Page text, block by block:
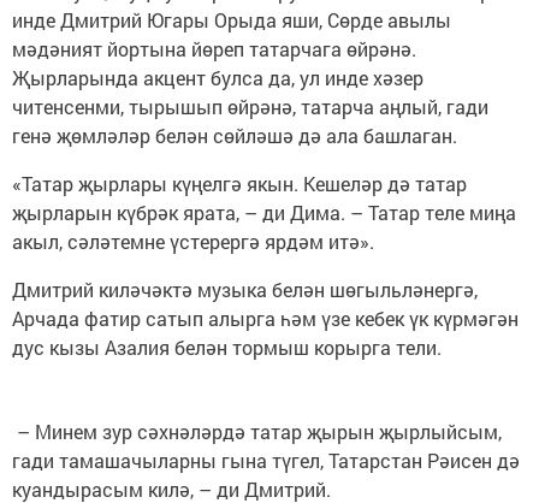
инде Дмитрий Югары Орыда яши, Сөрде авылы
мәдәният йортына йөреп татарчага өйрәнә.
Җырларында акцент булса да, ул инде хәзер
читенсенми, тырышып өйрәнә, татарча аңлый, гади
генә җөмләләр белән сөйләшә дә ала башлаган.
«Татар җырлары күңелгә якын. Кешеләр дә татар
җырларын күбрәк ярата, – ди Дима. – Татар теле миңа
акыл, сәләтемне үстерергә ярдәм итә».
Дмитрий киләчәктә музыка белән шөгыльләнергә,
Арчада фатир сатып алырга һәм үзе кебек үк күрмәгән
дус кызы Азалия белән тормыш корырга тели.
– Минем зур сәхнәләрдә татар җырын җырлыйсым,
гади тамашачыларны гына түгел, Татарстан Рәисен дә
куандырасым килә, – ди Дмитрий.